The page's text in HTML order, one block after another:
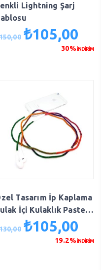
Lightning Şarj
Orijinal
₺105,00
30%İNDİRİM
Tasarım İp Kaplama
İçi Kulaklık Pastel,
Yeşil, Mor
Orijinal
₺105,00
19.2%İNDİRİM